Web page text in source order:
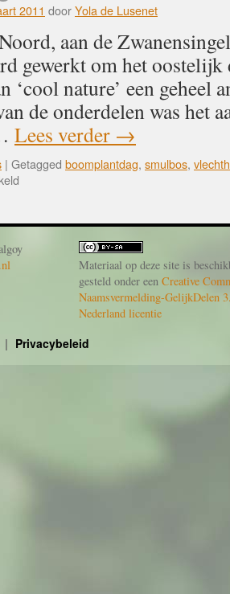
2011 doorYola de Lusenet
aan de
gewerkt om het
‘cool nature’ een geheel
de onderdelen was het
Lees verder →
| Getagged boomplantdag, smulbos,
smulbos
Materiaal op deze site is
gesteld onder een Creative
Naamsvermelding-GelijkDelen
Nederland licentie
Privacybeleid